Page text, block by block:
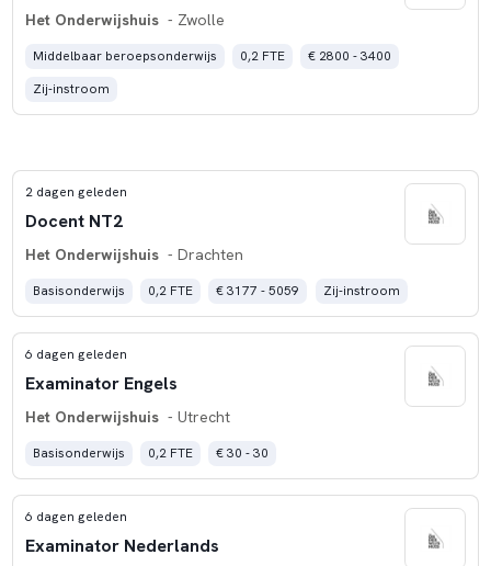
Het Onderwijshuis - Zwolle
Middelbaar beroepsonderwijs 0,2 FTE
€ 2800 - 3400
Zij-instroom
2 dagen geleden
Docent NT2
Het Onderwijshuis - Drachten
Basisonderwijs 0,2 FTE € 3177 - 5059 Zij-instroom
6 dagen geleden
Examinator Engels
Het Onderwijshuis - Utrecht
Basisonderwijs 0,2 FTE € 30 - 30
6 dagen geleden
Examinator Nederlands